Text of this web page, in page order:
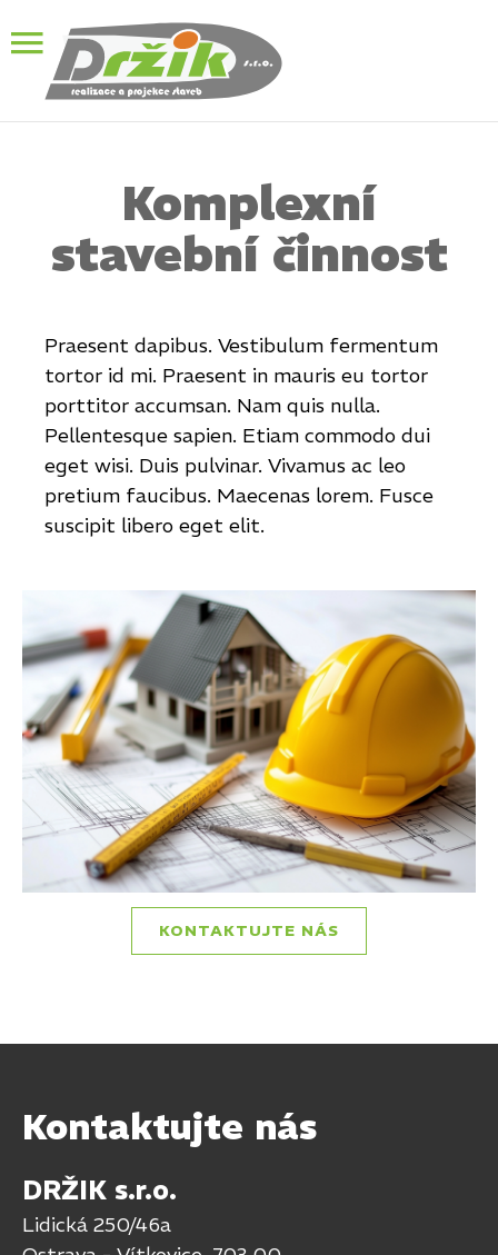
Komplexní
stavební činnost
Praesent dapibus. Vestibulum fermentum
tortor id mi. Praesent in mauris eu tortor
porttitor accumsan. Nam quis nulla.
Pellentesque sapien. Etiam commodo dui
eget wisi. Duis pulvinar. Vivamus ac leo
pretium faucibus. Maecenas lorem. Fusce
suscipit libero eget elit.
KONTAKTUJTE NÁS
Kontaktujte nás
DRŽIK s.r.o.
Lidická 250/46a